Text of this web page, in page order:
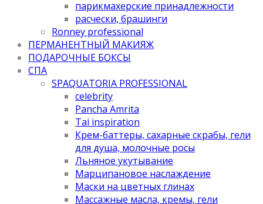
парикмахерские принадлежности
расчески, брашинги
Ronney professional
ПЕРМАНЕНТНЫЙ МАКИЯЖ
ПОДАРОЧНЫЕ БОКСЫ
СПА
SPAQUATORIA PROFESSIONAL
celebrity
Pancha Amrita
Tai inspiration
Крем-баттеры, сахарные скрабы, гели
для душа, молочные росы
Льняное укутывание
Марципановое наслаждение
Маски на цветных глинах
Массажные масла, кремы, гели